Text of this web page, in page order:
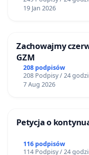
19 Jan 2026
Zachowajmy
GZM
208 podpisów
208 Podpisy / 24
7 Aug 2026
Petycja o
116 podpisów
114 Podpisy / 24